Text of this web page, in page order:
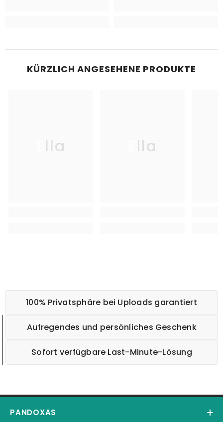
KÜRZLICH ANGESEHENE PRODUKTE
Ella Ella
100% Privatsphäre bei Uploads garantiert
Aufregendes und persönliches Geschenk
Sofort verfügbare Last-Minute-Lösung
PANDOXAS